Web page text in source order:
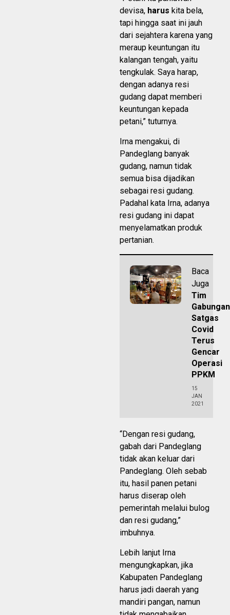
devisa, harus kita bela,
tapi hingga saat ini jauh
dari sejahtera karena yang
meraup keuntungan itu
kalangan tengah, yaitu
tengkulak. Saya harap,
dengan adanya resi
gudang dapat memberi
keuntungan kepada
petani,” tuturnya.
Irna mengakui, di
Pandeglang banyak
gudang, namun tidak
semua bisa dijadikan
sebagai resi gudang.
Padahal kata Irna, adanya
resi gudang ini dapat
menyelamatkan produk
pertanian.
Baca
Juga
Tim
Gabungan
Satgas
Covid
Terus
Gencar
Operasi
PPKM
15
JAN
2021
“Dengan resi gudang,
gabah dari Pandeglang
tidak akan keluar dari
Pandeglang. Oleh sebab
itu, hasil panen petani
harus diserap oleh
pemerintah melalui bulog
dan resi gudang,”
imbuhnya.
Lebih lanjut Irna
mengungkapkan, jika
Kabupaten Pandeglang
harus jadi daerah yang
mandiri pangan, namun